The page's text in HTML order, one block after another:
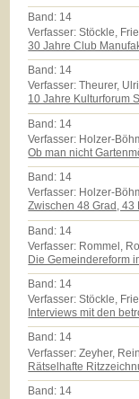
Band: 14
Verfasser: Stöckle,
30 Jahre Club
Band: 14
Verfasser: Theurer,
10 Jahre Kulturforum
Band: 14
Verfasser: Holzer-
Ob man nicht
Band: 14
Verfasser: Holzer-
Zwischen 48 Grad,
Band: 14
Verfasser: Rommel,
Die Gemeindereform
Band: 14
Verfasser: Stöckle,
Interviews mit den
Band: 14
Verfasser: Zeyher,
Rätselhafte
Band: 14